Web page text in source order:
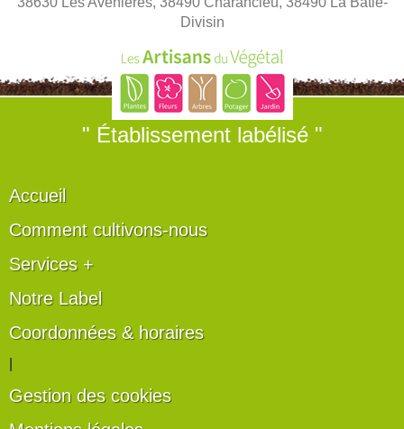
Divisin
" Établissement labélisé "
Accueil
Comment cultivons-nous
Services +
Notre Label
Coordonnées & horaires
Gestion des cookies